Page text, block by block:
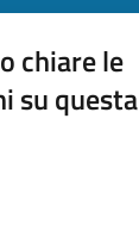
chiare le
su questa